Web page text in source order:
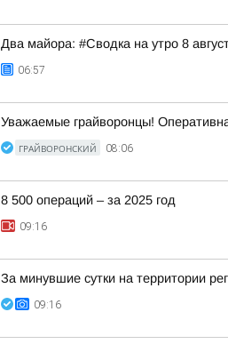
Два майора: #Сводка на утро 8
06:57
Уважаемые грайворонцы!
ГРАЙВОРОНСКИЙ 08:06
8 500 операций – за 2025 год
09:16
За минувшие сутки на территории
09:16